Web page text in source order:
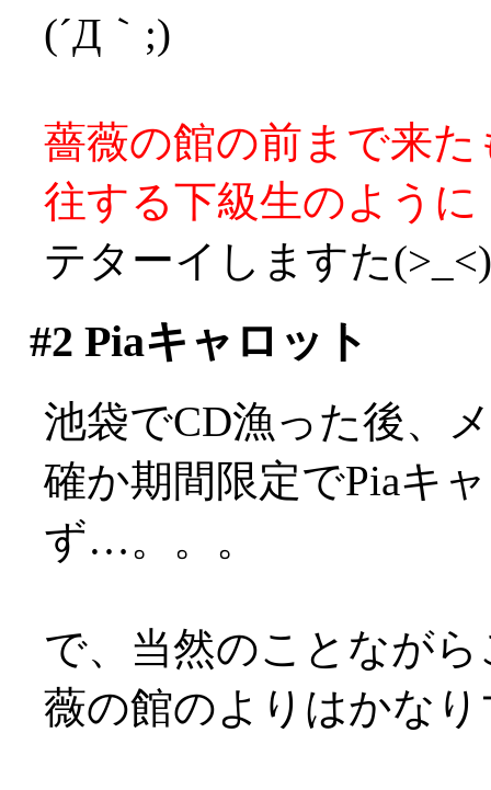
(´Д｀;)
薔薇の館の前まで来
往する下級生のように
テターイしますた(>_<)
#2 Piaキャロット
池袋でCD漁った後、
確か期間限定でPiaキ
ず…。。。
で、当然のことなが
薇の館のよりはかな